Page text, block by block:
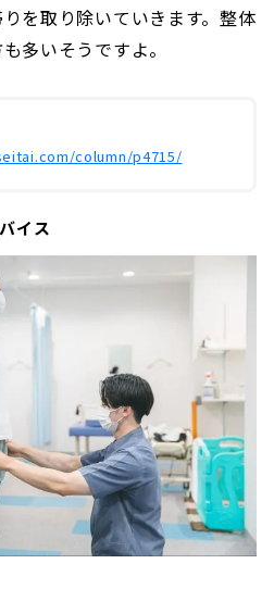
を取り除いていきます。整体
多いそうですよ。
column/p4715/
イス